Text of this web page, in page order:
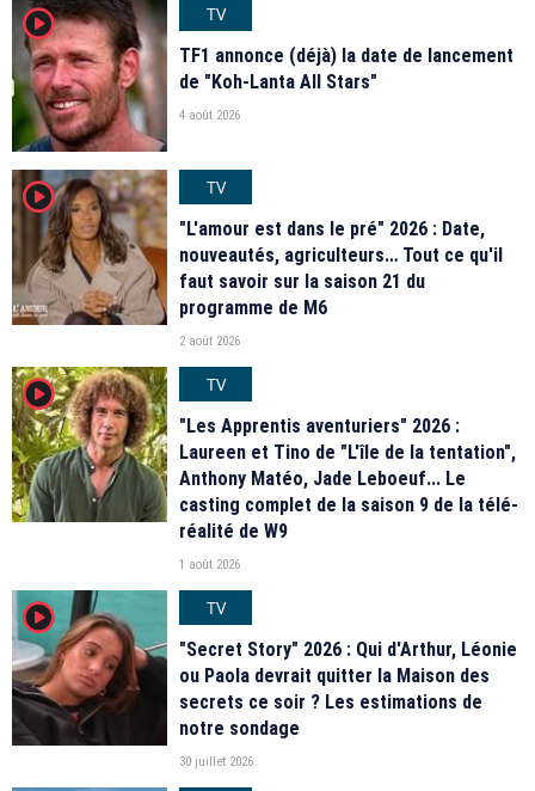
player2
TV
TF1 annonce (déjà) la date de lancement
de "Koh-Lanta All Stars"
4 août 2026
player2
TV
"L'amour est dans le pré" 2026 : Date,
nouveautés, agriculteurs… Tout ce qu'il
faut savoir sur la saison 21 du
programme de M6
2 août 2026
player2
TV
"Les Apprentis aventuriers" 2026 :
Laureen et Tino de "L'île de la tentation",
Anthony Matéo, Jade Leboeuf... Le
casting complet de la saison 9 de la télé-
réalité de W9
1 août 2026
player2
TV
"Secret Story" 2026 : Qui d'Arthur, Léonie
ou Paola devrait quitter la Maison des
secrets ce soir ? Les estimations de
notre sondage
30 juillet 2026